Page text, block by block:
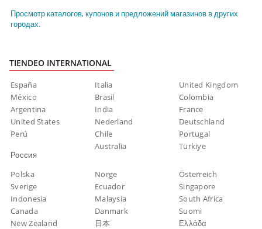
Просмотр каталогов, купонов и предложений магазинов в других
городах.
TIENDEO INTERNATIONAL
España Italia
United Kingdom
México
Brasil
Colombia
Argentina
India
France
United States
Nederland
Deutschland
Perú
Chile
Portugal
Россия
Australia Türkiye
Polska Norge
Österreich
Sverige
Ecuador
Singapore
Indonesia
Malaysia
South Africa
Canada
Danmark
Suomi
New Zealand
日本
Ελλάδα